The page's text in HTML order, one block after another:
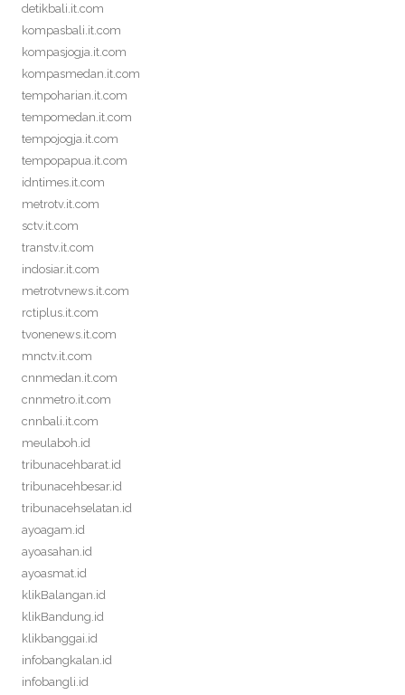
detikbali.it.com
kompasbali.it.com
kompasjogja.it.com
kompasmedan.it.com
tempoharian.it.com
tempomedan.it.com
tempojogja.it.com
tempopapua.it.com
idntimes.it.com
metrotv.it.com
sctv.it.com
transtv.it.com
indosiar.it.com
metrotvnews.it.com
rctiplus.it.com
tvonenews.it.com
mnctv.it.com
cnnmedan.it.com
cnnmetro.it.com
cnnbali.it.com
meulaboh.id
tribunacehbarat.id
tribunacehbesar.id
tribunacehselatan.id
ayoagam.id
ayoasahan.id
ayoasmat.id
klikBalangan.id
klikBandung.id
klikbanggai.id
infobangkalan.id
infobangli.id